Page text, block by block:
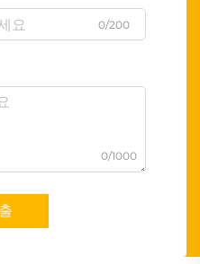
0/200
0/1000